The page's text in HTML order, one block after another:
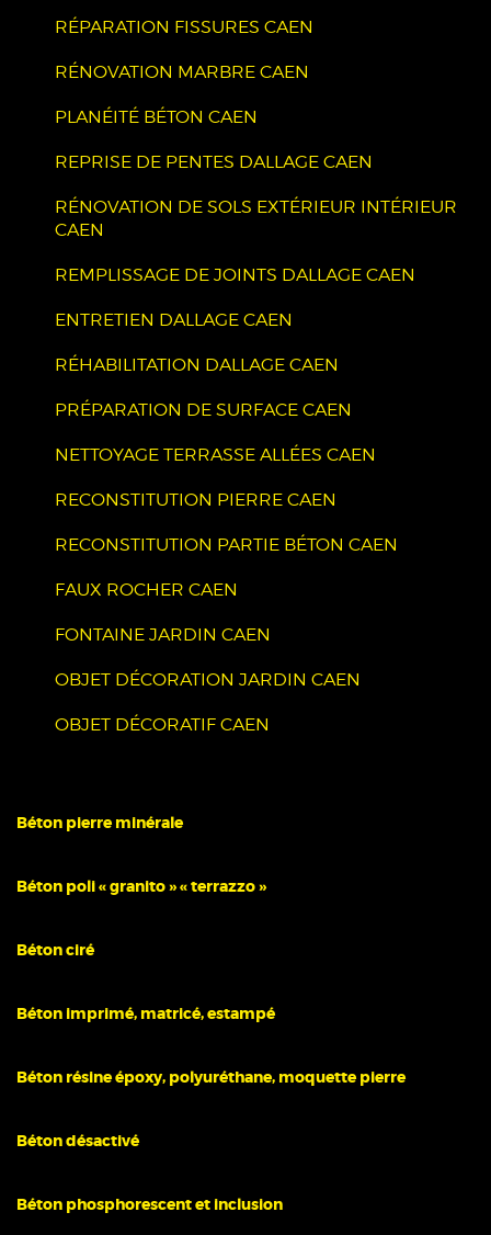
RÉPARATION FISSURES CAEN
RÉNOVATION MARBRE CAEN
PLANÉITÉ BÉTON CAEN
REPRISE DE PENTES DALLAGE CAEN
RÉNOVATION DE SOLS EXTÉRIEUR INTÉRIEUR
CAEN
REMPLISSAGE DE JOINTS DALLAGE CAEN
ENTRETIEN DALLAGE CAEN
RÉHABILITATION DALLAGE CAEN
PRÉPARATION DE SURFACE CAEN
NETTOYAGE TERRASSE ALLÉES CAEN
RECONSTITUTION PIERRE CAEN
RECONSTITUTION PARTIE BÉTON CAEN
FAUX ROCHER CAEN
FONTAINE JARDIN CAEN
OBJET DÉCORATION JARDIN CAEN
OBJET DÉCORATIF CAEN
Béton pierre minérale
Béton poli « granito » « terrazzo »
Béton ciré
Béton imprimé, matricé, estampé
Béton résine époxy, polyuréthane, moquette pierre
Béton désactivé
Béton phosphorescent et inclusion